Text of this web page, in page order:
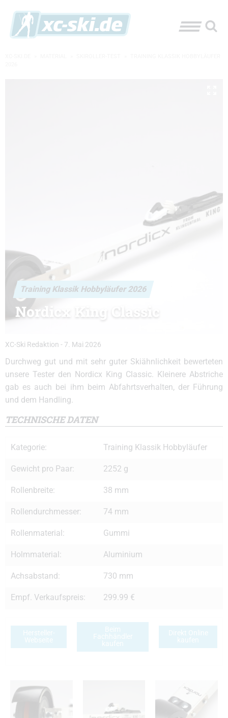
Training Klassik Hobbyläufer 2026
Nordicx King Classic
XC-Ski Redaktion - 7. Mai 2026
Durchweg gut und mit sehr guter Skiähnlichkeit bewerteten
unsere Tester den Nordicx King Classic. Kleinere Abstriche
gab es auch bei ihm beim Abfahrtsverhalten, der Führung
und dem Handling.
TECHNISCHE DATEN
Kategorie: Training Klassik Hobbyläufer
Gewicht pro Paar: 2252 g
Rollenbreite: 38 mm
Rollendurchmesser: 74 mm
Rollenmaterial: Gummi
Holmmaterial: Aluminium
Achsabstand: 730 mm
Empf. Verkaufspreis: 299.99 €
Hersteller-
Webseite
Beim
Fachhändler
kaufen
Direkt Online
kaufen